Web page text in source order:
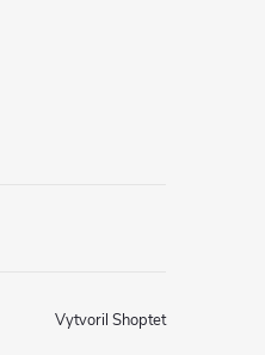
Vytvoril Shoptet